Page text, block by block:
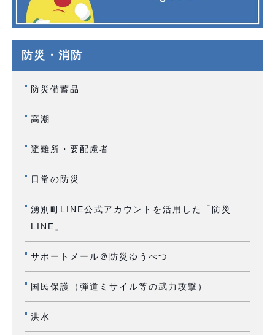
防災・消防
防災備蓄品
高潮
避難所・要配慮者
日常の防災
湧別町LINE公式アカウントを活用した「防災
LINE」
サポートメール＠防災ゆうべつ
国民保護（弾道ミサイル等の武力攻撃）
洪水